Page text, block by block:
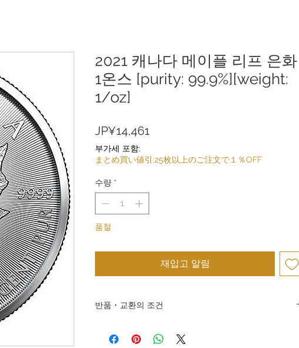
2021 캐나다 메이플 리프 은화
1온스 [purity: 99.9%][weight:
1/oz]
JP¥14,461
부가세 포함:
まとめ買い値引:25枚以上のご注文で１％OFF
수량 *
품절
재입고 알림
반품・교환의 조건
상품과 서비스를 제공해, 고객 만족도를 받을 수 있도록 유의하